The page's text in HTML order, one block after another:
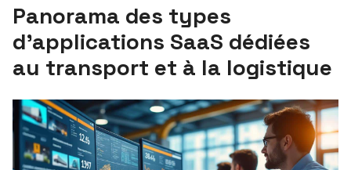
Panorama des types
d’applications SaaS dédiées
au transport et à la logistique